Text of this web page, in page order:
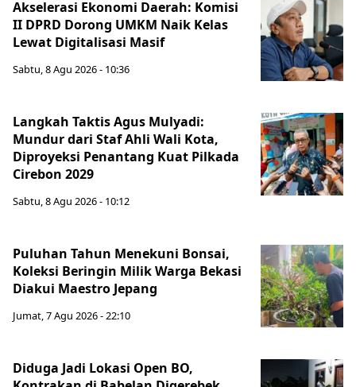
Akselerasi Ekonomi Daerah: Komisi
II DPRD Dorong UMKM Naik Kelas
Lewat Digitalisasi Masif
Sabtu, 8 Agu 2026 - 10:36
Langkah Taktis Agus Mulyadi:
Mundur dari Staf Ahli Wali Kota,
Diproyeksi Penantang Kuat Pilkada
Cirebon 2029
Sabtu, 8 Agu 2026 - 10:12
Puluhan Tahun Menekuni Bonsai,
Koleksi Beringin Milik Warga Bekasi
Diakui Maestro Jepang
Jumat, 7 Agu 2026 - 22:10
Diduga Jadi Lokasi Open BO,